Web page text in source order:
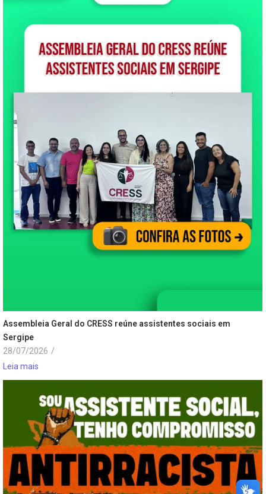
Assembleia Geral do CRESS reúne assistentes sociais em
Sergipe
28/07/2026 /
Leia mais